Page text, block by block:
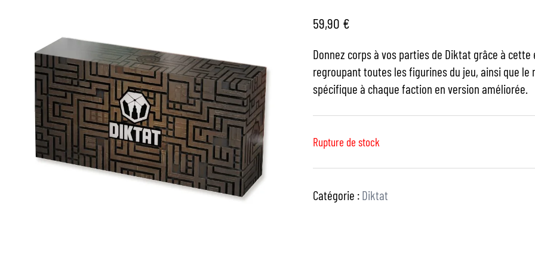
59,90 €
Donnez corps à vos parties de Diktat grâce à cette
regroupant toutes les figurines du jeu, ainsi que le
spécifique à chaque faction en version améliorée.
Rupture de stock
Catégorie : Diktat